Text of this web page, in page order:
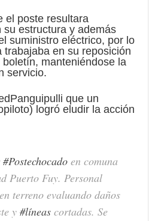
el poste resultara
estructura y además
suministro eléctrico, por lo
trabajaba en su reposición
manteniéndose la
servicio.
que un
logró eludir la acción
#Postechocado en comuna
Puerto Fuy. Personal
terreno evaluando daños
y#líneas cortadas. Se